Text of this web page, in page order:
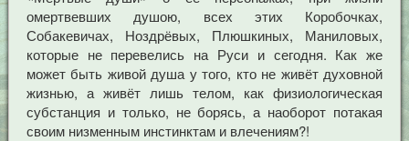
омертвевших душою, всех этих Коробочках,
Собакевичах, Ноздрёвых, Плюшкиных, Маниловых,
которые не перевелись на Руси и сегодня. Как же
может быть живой душа у того, кто не живёт духовной
жизнью, а живёт лишь телом, как физиологическая
субстанция и только, не борясь, а наоборот потакая
своим низменным инстинктам и влечениям?!